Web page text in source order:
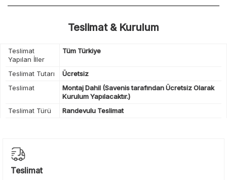
Teslimat & Kurulum
Teslimat
Yapılan İller
Tüm Türkiye
Teslimat Tutarı
Ücretsiz
Teslimat
Montaj Dahil (Savenis tarafından Ücretsiz Olarak
Kurulum Yapılacaktır.)
Teslimat Türü
Randevulu Teslimat
Teslimat